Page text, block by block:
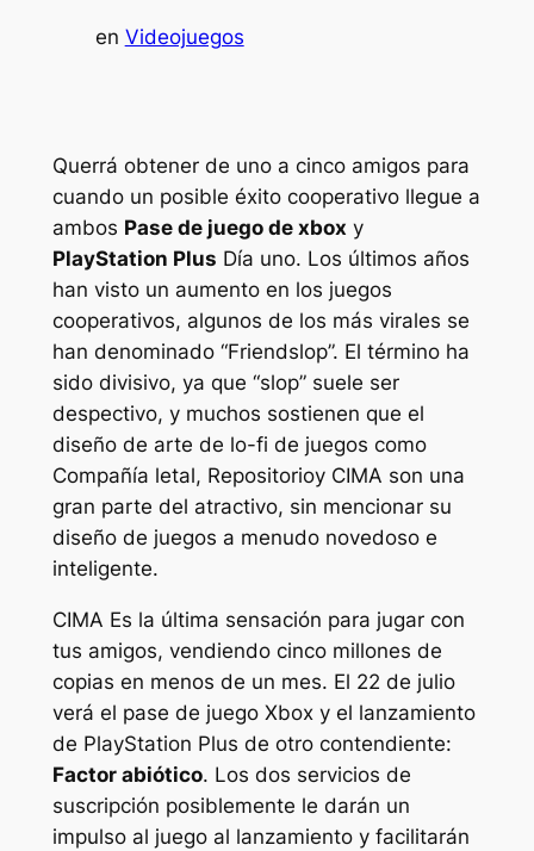
en Videojuegos
Querrá obtener de uno a cinco amigos para
cuando un posible éxito cooperativo llegue a
ambos Pase de juego de xbox y
PlayStation Plus Día uno. Los últimos años
han visto un aumento en los juegos
cooperativos, algunos de los más virales se
han denominado “Friendslop”. El término ha
sido divisivo, ya que “slop” suele ser
despectivo, y muchos sostienen que el
diseño de arte de lo-fi de juegos como
Compañía letal, Repositorioy CIMA son una
gran parte del atractivo, sin mencionar su
diseño de juegos a menudo novedoso e
inteligente.
CIMA Es la última sensación para jugar con
tus amigos, vendiendo cinco millones de
copias en menos de un mes. El 22 de julio
verá el pase de juego Xbox y el lanzamiento
de PlayStation Plus de otro contendiente:
Factor abiótico. Los dos servicios de
suscripción posiblemente le darán un
impulso al juego al lanzamiento y facilitarán